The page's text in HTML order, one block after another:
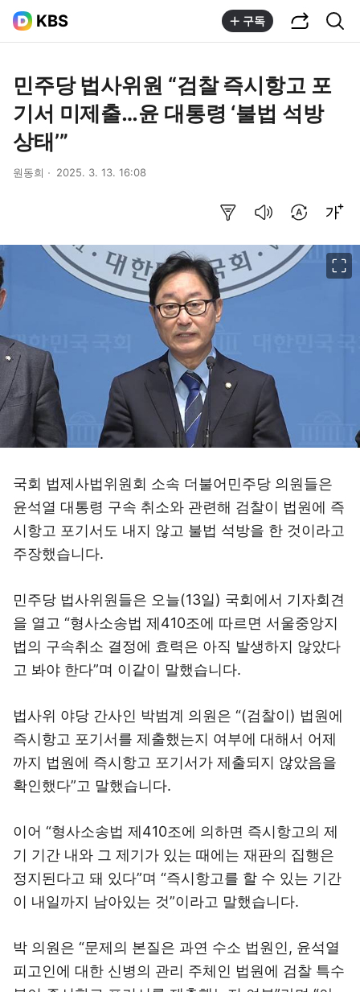
KBS 구독
민주당 법사위원 “검찰 즉시항고 포
기서 미제출…윤 대통령 ‘불법 석방
상태’”
원동희 2025. 3. 13. 16:08
국회 법제사법위원회 소속 더불어민주당 의원들은
윤석열 대통령 구속 취소와 관련해 검찰이 법원에 즉
시항고 포기서도 내지 않고 불법 석방을 한 것이라고
주장했습니다.
민주당 법사위원들은 오늘(13일) 국회에서 기자회견
을 열고 “형사소송법 제410조에 따르면 서울중앙지
법의 구속취소 결정에 효력은 아직 발생하지 않았다
고 봐야 한다”며 이같이 말했습니다.
법사위 야당 간사인 박범계 의원은 “(검찰이) 법원에
즉시항고 포기서를 제출했는지 여부에 대해서 어제
까지 법원에 즉시항고 포기서가 제출되지 않았음을
확인했다”고 말했습니다.
이어 “형사소송법 제410조에 의하면 즉시항고의 제
기 기간 내와 그 제기가 있는 때에는 재판의 집행은
정지된다고 돼 있다”며 “즉시항고를 할 수 있는 기간
이 내일까지 남아있는 것”이라고 말했습니다.
박 의원은 “문제의 본질은 과연 수소 법원인, 윤석열
피고인에 대한 신병의 관리 주체인 법원에 검찰 특수